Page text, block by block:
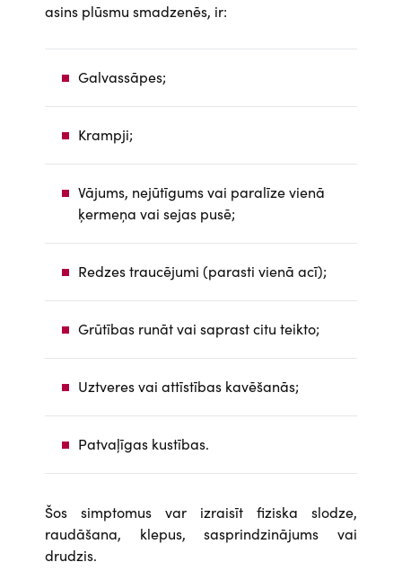
asins plūsmu smadzenēs, ir:
Galvassāpes;
Krampji;
Vājums, nejūtīgums vai paralīze vienā
ķermeņa vai sejas pusē;
Redzes traucējumi (parasti vienā acī);
Grūtības runāt vai saprast citu teikto;
Uztveres vai attīstības kavēšanās;
Patvaļīgas kustības.
Šos simptomus var izraisīt fiziska slodze,
raudāšana, klepus, sasprindzinājums vai
drudzis.